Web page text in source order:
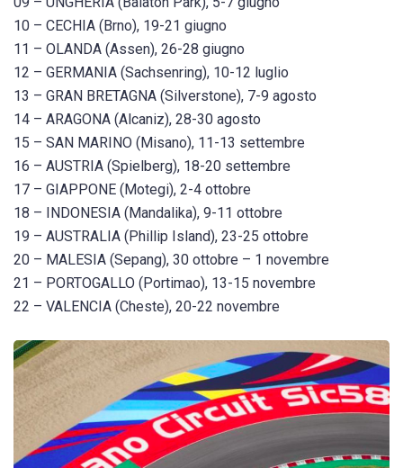
10 – CECHIA (Brno), 19-21 giugno
11 – OLANDA (Assen), 26-28 giugno
12 – GERMANIA (Sachsenring), 10-12 luglio
13 – GRAN BRETAGNA (Silverstone), 7-9 agosto
14 – ARAGONA (Alcaniz), 28-30 agosto
15 – SAN MARINO (Misano), 11-13 settembre
16 – AUSTRIA (Spielberg), 18-20 settembre
17 – GIAPPONE (Motegi), 2-4 ottobre
18 – INDONESIA (Mandalika), 9-11 ottobre
19 – AUSTRALIA (Phillip Island), 23-25 ottobre
20 – MALESIA (Sepang), 30 ottobre – 1 novembre
21 – PORTOGALLO (Portimao), 13-15 novembre
22 – VALENCIA (Cheste), 20-22 novembre